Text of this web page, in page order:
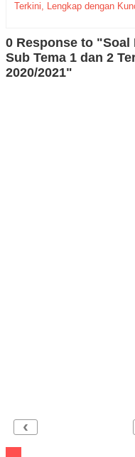
Terkini, Lengkap dengan
0 Response to "Soal
Sub Tema 1 dan 2
2020/2021"
‹